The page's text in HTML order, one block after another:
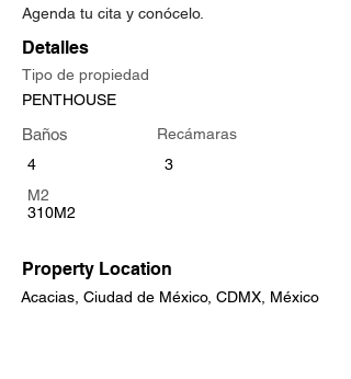
Agenda tu cita y conócelo.
Detalles
Tipo de propiedad
PENTHOUSE
Baños
4
Recámaras
3
M2
310M2
Property Location
Acacias, Ciudad de México, CDMX, México